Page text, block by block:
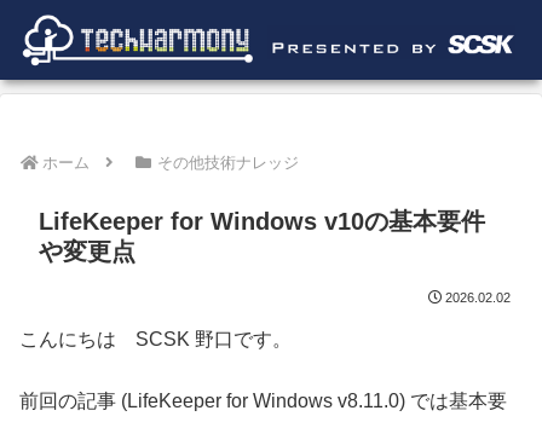
ホーム その他技術ナレッジ
LifeKeeper for Windows v10の基本要件
や変更点
2026.02.02
こんにちは SCSK 野口です。
前回の記事 (LifeKeeper for Windows v8.11.0) では基本要